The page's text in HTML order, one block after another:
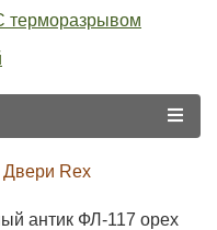
терморазрывом
Двери Rex
антик ФЛ-117 орех